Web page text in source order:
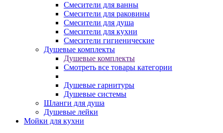
Смесители для ванны
Смесители для раковины
Смесители для душа
Смесители для кухни
Смесители гигиенические
Душевые комплекты
Душевые комплекты
Смотреть все товары категории
Душевые гарнитуры
Душевые системы
Шланги для душа
Душевые лейки
Мойки для кухни